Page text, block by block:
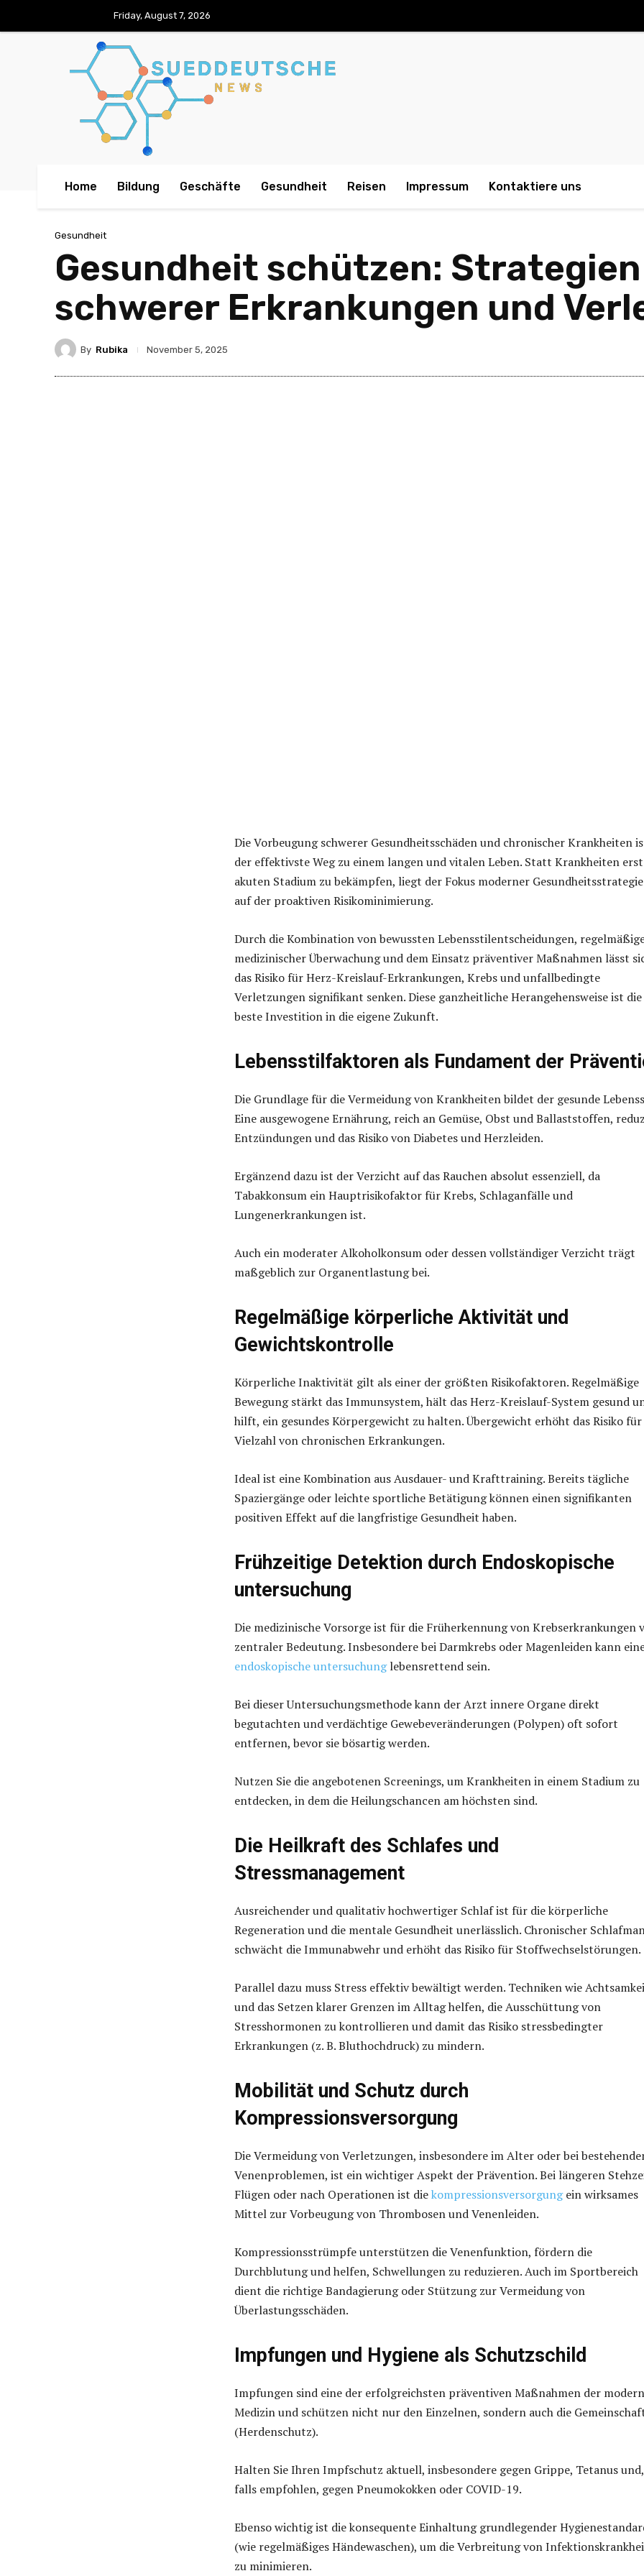
Friday, August 7, 2026
Home Bildung Geschäfte Gesundheit Reisen Impressum Kontaktiere uns
Gesundheit
Gesundheit schützen:
schwerer Erkrankungen und
By Rubika November 5, 2025
Die Vorbeugung schwerer Gesundheitsschäden und chronischer Krankheiten
der effektivste Weg zu einem langen und vitalen Leben. Statt Krankheiten
akuten Stadium zu bekämpfen, liegt der Fokus moderner
auf der proaktiven Risikominimierung.
Durch die Kombination von bewussten Lebensstilentscheidungen,
medizinischer Überwachung und dem Einsatz präventiver Maßnahmen lässt
das Risiko für Herz-Kreislauf-Erkrankungen, Krebs und unfallbedingte
Verletzungen signifikant senken. Diese ganzheitliche Herangehensweise ist die
beste Investition in die eigene Zukunft.
Lebensstilfaktoren als Fundament der
Die Grundlage für die Vermeidung von Krankheiten bildet der gesunde
Eine ausgewogene Ernährung, reich an Gemüse, Obst und Ballaststoffen,
Entzündungen und das Risiko von Diabetes und Herzleiden.
Ergänzend dazu ist der Verzicht auf das Rauchen absolut essenziell, da
Tabakkonsum ein Hauptrisikofaktor für Krebs, Schlaganfälle und
Lungenerkrankungen ist.
Auch ein moderater Alkoholkonsum oder dessen vollständiger Verzicht trägt
maßgeblich zur Organentlastung bei.
Regelmäßige körperliche Aktivität und
Gewichtskontrolle
Körperliche Inaktivität gilt als einer der größten Risikofaktoren. Regelmäßige
Bewegung stärkt das Immunsystem, hält das Herz-Kreislauf-System gesund
hilft, ein gesundes Körpergewicht zu halten. Übergewicht erhöht das Risiko für
Vielzahl von chronischen Erkrankungen.
Ideal ist eine Kombination aus Ausdauer- und Krafttraining. Bereits tägliche
Spaziergänge oder leichte sportliche Betätigung können einen signifikanten
positiven Effekt auf die langfristige Gesundheit haben.
Frühzeitige Detektion durch Endoskopische
untersuchung
Die medizinische Vorsorge ist für die Früherkennung von Krebserkrankungen
zentraler Bedeutung. Insbesondere bei Darmkrebs oder Magenleiden kann
endoskopische untersuchunglebensrettend sein.
Bei dieser Untersuchungsmethode kann der Arzt innere Organe direkt
begutachten und verdächtige Gewebeveränderungen (Polypen) oft sofort
entfernen, bevor sie bösartig werden.
Nutzen Sie die angebotenen Screenings, um Krankheiten in einem Stadium zu
entdecken, in dem die Heilungschancen am höchsten sind.
Die Heilkraft des Schlafes und
Stressmanagement
Ausreichender und qualitativ hochwertiger Schlaf ist für die körperliche
Regeneration und die mentale Gesundheit unerlässlich. Chronischer
schwächt die Immunabwehr und erhöht das Risiko für Stoffwechselstörungen.
Parallel dazu muss Stress effektiv bewältigt werden. Techniken wie
und das Setzen klarer Grenzen im Alltag helfen, die Ausschüttung von
Stresshormonen zu kontrollieren und damit das Risiko stressbedingter
Erkrankungen (z. B. Bluthochdruck) zu mindern.
Mobilität und Schutz durch
Kompressionsversorgung
Die Vermeidung von Verletzungen, insbesondere im Alter oder bei
Venenproblemen, ist ein wichtiger Aspekt der Prävention. Bei längeren
Flügen oder nach Operationen ist diekompressionsversorgungein wirksames
Mittel zur Vorbeugung von Thrombosen und Venenleiden.
Kompressionsstrümpfe unterstützen die Venenfunktion, fördern die
Durchblutung und helfen, Schwellungen zu reduzieren. Auch im Sportbereich
dient die richtige Bandagierung oder Stützung zur Vermeidung von
Überlastungsschäden.
Impfungen und Hygiene als Schutzschild
Impfungen sind eine der erfolgreichsten präventiven Maßnahmen der
Medizin und schützen nicht nur den Einzelnen, sondern auch die
(Herdenschutz).
Halten Sie Ihren Impfschutz aktuell, insbesondere gegen Grippe, Tetanus und,
falls empfohlen, gegen Pneumokokken oder COVID-19.
Ebenso wichtig ist die konsequente Einhaltung grundlegender
(wie regelmäßiges Händewaschen), um die Verbreitung von
zu minimieren.